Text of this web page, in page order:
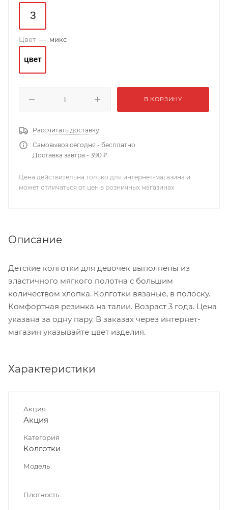
Цвет — микс
В КОРЗИНУ
Рассчитать доставку
Самовывоз сегодня - бесплатно
Доставка завтра - 390 ₽
Цена действительна только для интернет-магазина и
может отличаться от цен в розничных магазинах
Описание
Детские колготки для девочек выполнены из
эластичного мягкого полотна с большим
количеством хлопка. Колготки вязаные, в полоску.
Комфортная резинка на талии. Возраст 3 года. Цена
указана за одну пару. В заказах через интернет-
магазин указывайте цвет изделия.
Характеристики
Акция
Акция
Категория
Колготки
Модель
Плотность